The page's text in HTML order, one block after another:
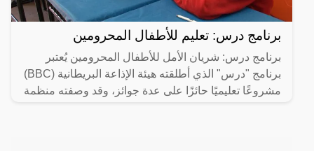
برنامج درس: تعليم للأطفال المحرومين
برنامج درس: شريان الأمل للأطفال المحرومين يُعتبر
برنامج "درس" الذي أطلقته هيئة الإذاعة البريطانية (BBC)
مشروعًا تعليميًا حائزًا على عدة جوائز، وقد وصفته منظمة